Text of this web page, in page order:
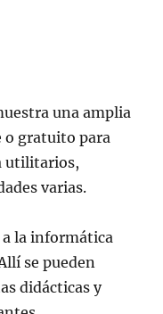
una amplia
o gratuito para
utilitarios,
varias.
la informática
se pueden
didácticas y